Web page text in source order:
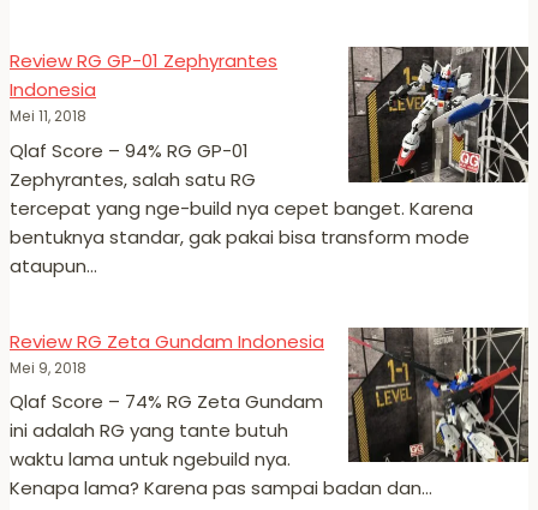
Review RG GP-01 Zephyrantes
Indonesia
Mei 11, 2018
Qlaf Score – 94% RG GP-01
Zephyrantes, salah satu RG
tercepat yang nge-build nya cepet banget. Karena
bentuknya standar, gak pakai bisa transform mode
ataupun…
Review RG Zeta Gundam Indonesia
Mei 9, 2018
Qlaf Score – 74% RG Zeta Gundam
ini adalah RG yang tante butuh
waktu lama untuk ngebuild nya.
Kenapa lama? Karena pas sampai badan dan…